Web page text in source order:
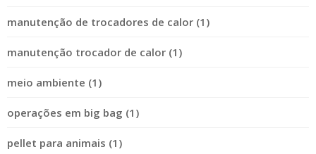
manutenção de trocadores de calor (1)
manutenção trocador de calor (1)
meio ambiente (1)
operações em big bag (1)
pellet para animais (1)